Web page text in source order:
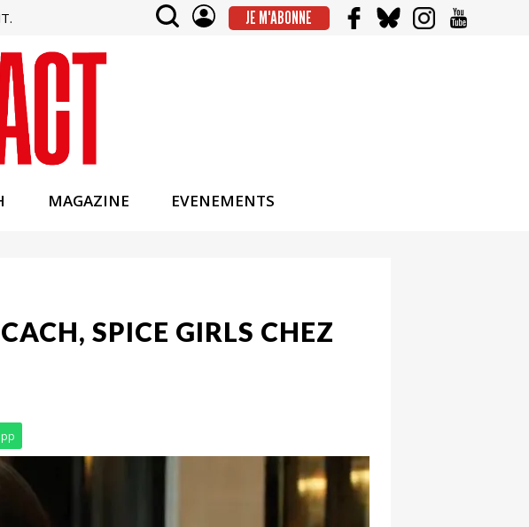
JE M'ABONNE
MAGAZINE EVENEMENTS
SPICE GIRLS CHEZ